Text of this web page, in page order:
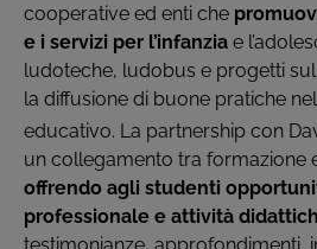
cooperative ed enti che
e i servizi per l’infanzia e
ludoteche, ludobus e progetti
la diffusione di buone pratiche
educativo. La partnership con
un collegamento tra formazione
offrendo agli studenti
professionale e attività